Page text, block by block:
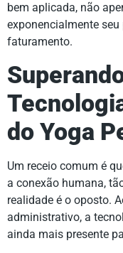
bem aplicada, não
exponencialmente
faturamento.
do Yoga
Um receio comum é
a conexão humana,
realidade é o oposto.
administrativo, a
ainda mais presente